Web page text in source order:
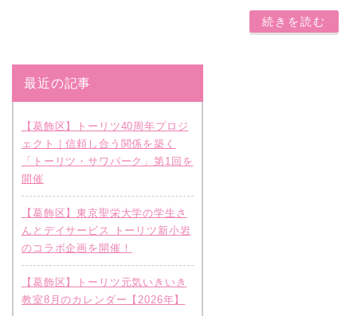
続きを読む
最近の記事
【葛飾区】トーリツ40周年プロジ
ェクト｜信頼し合う関係を築く
「トーリツ・サワパーク」第1回を
開催
【葛飾区】東京聖栄大学の学生さ
んとデイサービス トーリツ新小岩
のコラボ企画を開催！
【葛飾区】トーリツ元気いきいき
教室8月のカレンダー【2026年】